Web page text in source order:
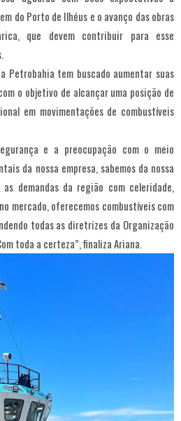
do Porto de Ilhéus e o avanço das obras
que devem contribuir para esse
Petrobahia tem buscado aumentar suas
o objetivo de alcançar uma posição de
em movimentações de combustíveis
e a preocupação com o meio
da nossa empresa, sabemos da nossa
demandas da região com celeridade,
mercado, oferecemos combustíveis com
todas as diretrizes da Organização
toda a certeza”, finaliza Ariana.